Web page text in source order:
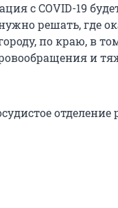
с COVID-19
решать, где
по краю, в
и
отделение